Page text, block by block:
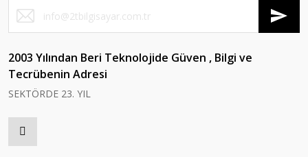
2003 Yılından Beri Teknolojide Güven , Bilgi ve
Tecrübenin Adresi
SEKTÖRDE 23. YIL